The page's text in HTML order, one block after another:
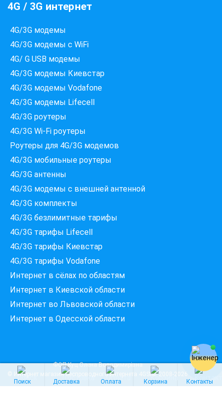
4G / 3G интернет
4G/3G модемы
4G/3G модемы с WiFi
4G/ G USB модемы
4G/3G модемы Киевстар
4G/3G модемы Vodafone
4G/3G модемы Lifecell
4G/3G роутеры
4G/3G Wi-Fi роутеры
Роутеры для 4G/3G модемов
4G/3G мобильные роутеры
4G/3G антенны
4G/3G модемы c внешней антенной
4G/3G комплекты
4G/3G безлимитные тарифы
4G/3G тарифы Lifecell
4G/3G тарифы Киевстар
4G/3G тарифы Vodafone
Интернет в сёлах по областям
Интернет в Киевской области
Интернет во Львовской области
Интернет в Одесской области
Поиск Доставка Оплата Корзина Контакты
ФОП Куц Олена Володимирівна
© Интернет магазин беспроводного интернета 4GStar2008-2026
Які провайдери працюють
за вашою адресою?
Перевірте доступність інтернету за 30 секунд
375+ провайдерів в базі
Введіть вашу адресу
Місто, вулиця та номер будинку
ПЕРЕВІРИТИ ПРОВАЙДЕРІВ